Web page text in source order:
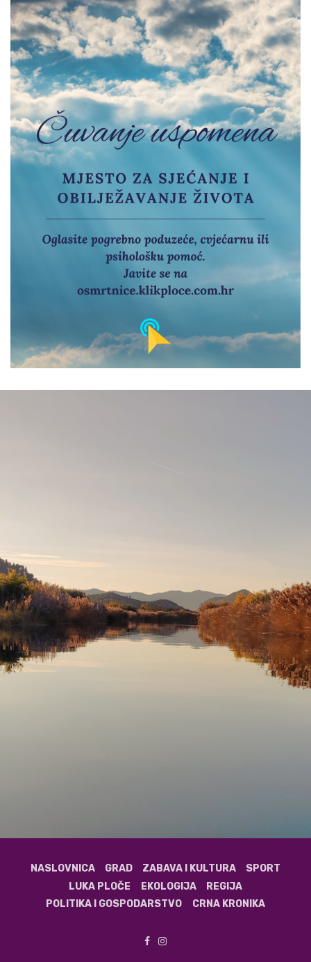
NASLOVNICA GRAD ZABAVA I KULTURA
SPORT
LUKA PLOČE
EKOLOGIJA
REGIJA
POLITIKA I GOSPODARSTVO
CRNA KRONIKA